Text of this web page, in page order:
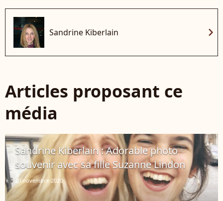
Sandrine Kiberlain chevron_right
Articles proposant ce
média
Sandrine Kiberlain : Adorable photo
souvenir avec sa fille Suzanne Lindon
20 novembre 2020